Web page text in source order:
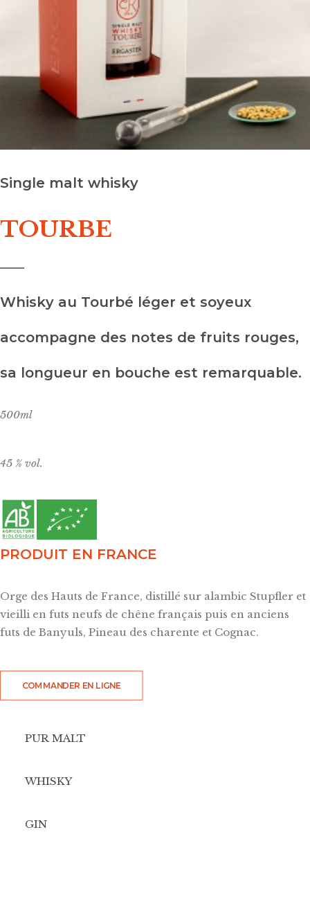
Single malt whisky
TOURBE
Whisky au Tourbé léger et soyeux
accompagne des notes de fruits rouges,
sa longueur en bouche est remarquable.
500ml
45 % vol.
PRODUIT EN FRANCE
Orge des Hauts de France, distillé sur alambic Stupfler et
vieilli en futs neufs de chêne français puis en anciens
futs de Banyuls, Pineau des charente et Cognac.
COMMANDER EN LIGNE
PUR MALT
WHISKY
GIN